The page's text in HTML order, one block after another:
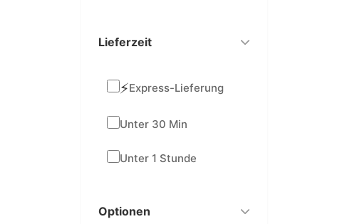
Lieferzeit
⚡Express-Lieferung
Unter 30 Min
Unter 1 Stunde
Optionen